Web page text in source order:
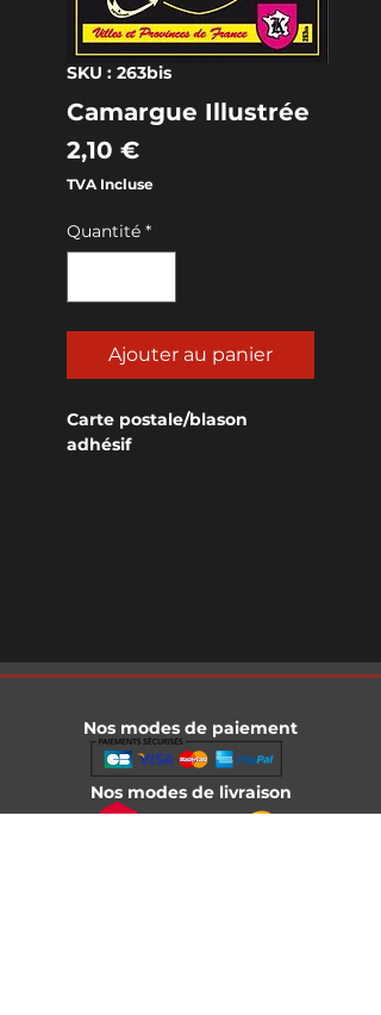
SKU : 263bis
Camargue Illustrée
2,10 €Prix
TVA Incluse
Quantité *
Ajouter au panier
Carte postale/blason
adhésif
Nos modes de paiement
Nos modes de livraison